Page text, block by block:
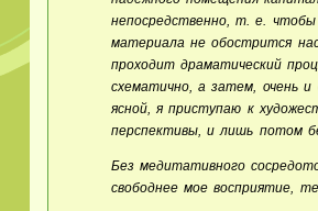
непосредственно, т. е.
материала не обострится
проходит драматический
схематично, а затем, очень
ясной, я приступаю к
перспективы, и лишь потом
Без медитативного
свободнее мое восприятие,